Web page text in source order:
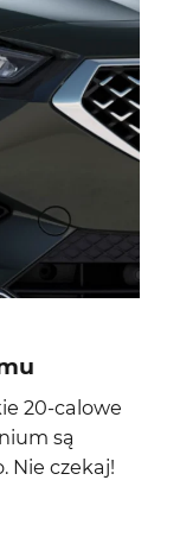
20-calowe
są
Nie czekaj!